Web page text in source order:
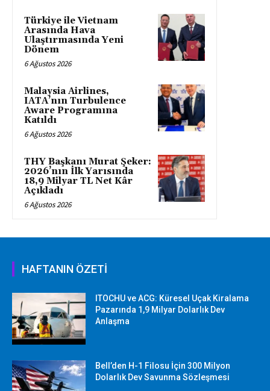
Türkiye ile Vietnam
Arasında Hava
Ulaştırmasında Yeni
Dönem
6 Ağustos 2026
Malaysia Airlines,
IATA’nın Turbulence
Aware Programına
Katıldı
6 Ağustos 2026
THY Başkanı Murat Şeker:
2026’nın İlk Yarısında
18,9 Milyar TL Net Kâr
Açıkladı
6 Ağustos 2026
HAFTANIN ÖZETİ
ITOCHU ve ACG: Küresel Uçak Kiralama
Pazarında 1,9 Milyar Dolarlık Dev
Anlaşma
Bell’den H-1 Filosu İçin 300 Milyon
Dolarlık Dev Savunma Sözleşmesi